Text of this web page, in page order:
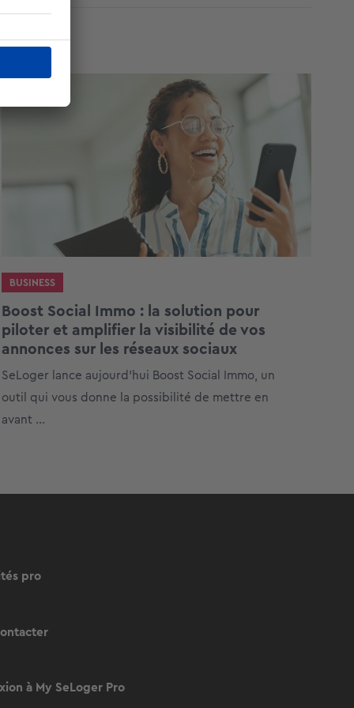
BUSINESS
Boost Social Immo : la solution pour
piloter et amplifier la visibilité de vos
annonces sur les réseaux sociaux
SeLoger lance aujourd’hui Boost Social Immo, un
outil qui vous donne la possibilité de mettre en
avant ...
pro
à My SeLoger Pro